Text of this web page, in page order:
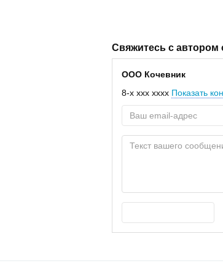
Свяжитесь с автором
ООО Кочевник
8-x xxx xxxx Показать